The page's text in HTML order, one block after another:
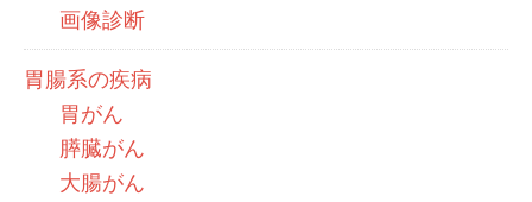
画像診断
胃腸系の疾病
胃がん
膵臓がん
大腸がん